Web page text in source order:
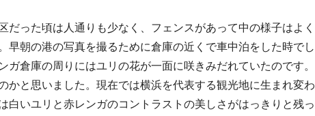
った頃は人通りも少なく、フェンスがあって中の様子はよく
早朝の港の写真を撮るために倉庫の近くで車中泊をした時でし
ガ倉庫の周りにはユリの花が一面に咲きみだれていたのです。
かと思いました。現在では横浜を代表する観光地に生まれ変わ
白いユリと赤レンガのコントラストの美しさがはっきりと残っ